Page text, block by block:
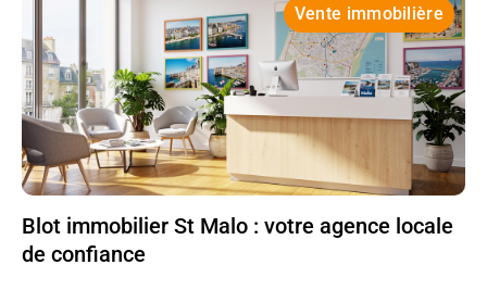
Vente immobilière
Blot immobilier St Malo : votre agence locale
de confiance